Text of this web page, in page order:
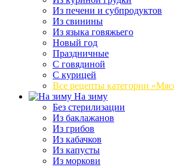
Из печени и субпродуктов
Из свинины
Из языка говяжьего
Новый год
Праздничные
С говядиной
С курицей
Все рецепты категории
На зиму
Без стерилизации
Из баклажанов
Из грибов
Из кабачков
Из капусты
Из моркови